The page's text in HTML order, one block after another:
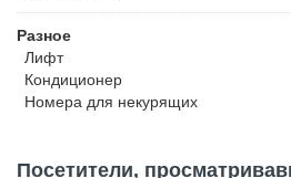
Разное
Лифт
Кондиционер
Номера для некурящих
Посетители,